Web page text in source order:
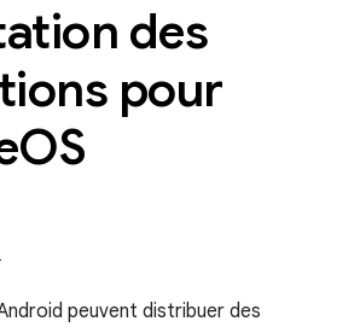
des
pour
OS
peuvent distribuer des